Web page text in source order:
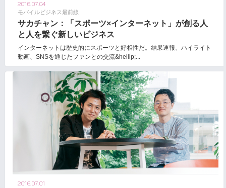
2016.07.04
モバイルビジネス最前線
サカチャン：「スポーツ×インターネット」が創る人
と人を繋ぐ新しいビジネス
インターネットは歴史的にスポーツと好相性だ。結果速報、ハイライト
動画、SNSを通じたファンとの交流&hellip;...
2016.07.01